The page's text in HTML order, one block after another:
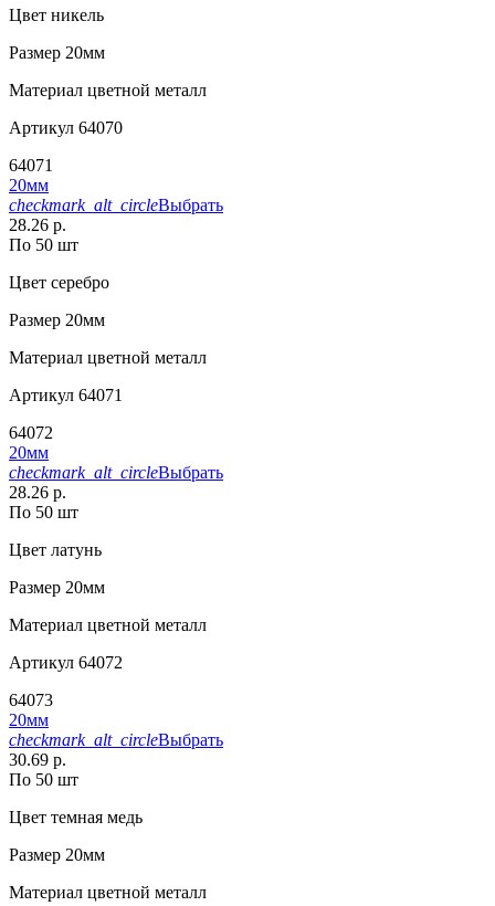
Цвет никель
Размер 20мм
Материал цветной металл
Артикул 64070
64071
20мм
checkmark_alt_circleВыбрать
28.26 р.
По 50 шт
Цвет серебро
Размер 20мм
Материал цветной металл
Артикул 64071
64072
20мм
checkmark_alt_circleВыбрать
28.26 р.
По 50 шт
Цвет латунь
Размер 20мм
Материал цветной металл
Артикул 64072
64073
20мм
checkmark_alt_circleВыбрать
30.69 р.
По 50 шт
Цвет темная медь
Размер 20мм
Материал цветной металл